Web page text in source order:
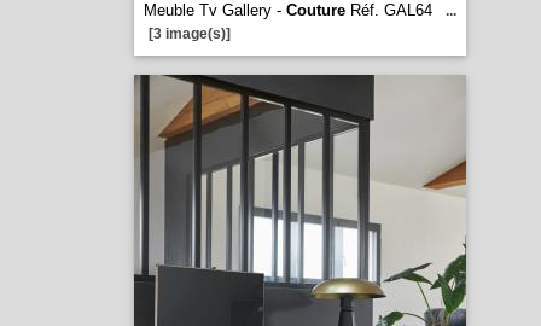
Meuble Tv Gallery - CoutureRéf. GAL64
...
[3 image(s)]